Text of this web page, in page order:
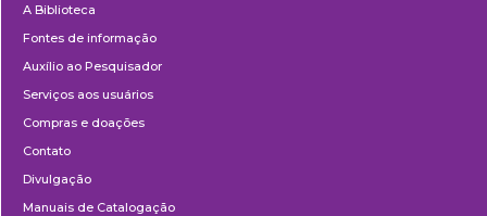
A Biblioteca
Fontes de informação
Auxílio ao Pesquisador
Serviços aos usuários
Compras e doações
Contato
Divulgação
Manuais de Catalogação